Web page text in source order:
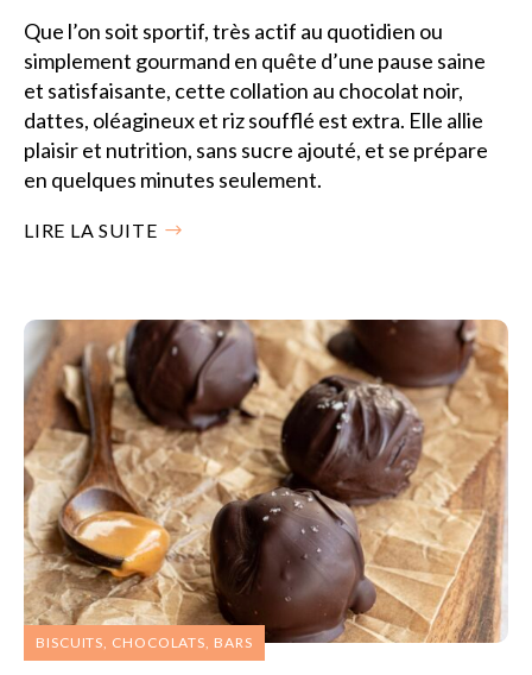
Que l’on soit sportif, très actif au quotidien ou
simplement gourmand en quête d’une pause saine
et satisfaisante, cette collation au chocolat noir,
dattes, oléagineux et riz soufflé est extra. Elle allie
plaisir et nutrition, sans sucre ajouté, et se prépare
en quelques minutes seulement.
LIRE LA SUITE
BISCUITS, CHOCOLATS, BARS